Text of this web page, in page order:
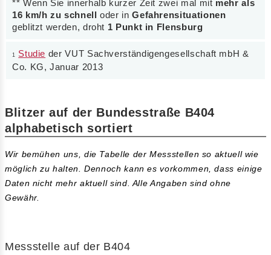
** Wenn Sie innerhalb kurzer Zeit zwei mal mit mehr als
16 km/h zu schnell oder inGefahrensituationen
geblitzt werden, droht 1 Punkt in Flensburg
1 Studie der VUT Sachverständigengesellschaft mbH &
Co. KG, Januar 2013
Blitzer auf der Bundesstraße B404
alphabetisch sortiert
Wir bemühen uns, die Tabelle der Messstellen so aktuell wie
möglich zu halten. Dennoch kann es vorkommen, dass einige
Daten nicht mehr aktuell sind. Alle Angaben sind ohne
Gewähr.
Messstelle auf der B404